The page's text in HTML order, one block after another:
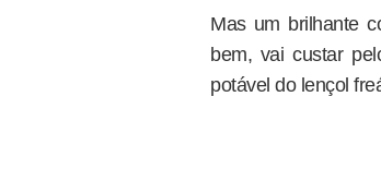
Mas um brilhante
bem, vai custar
potável do lençol